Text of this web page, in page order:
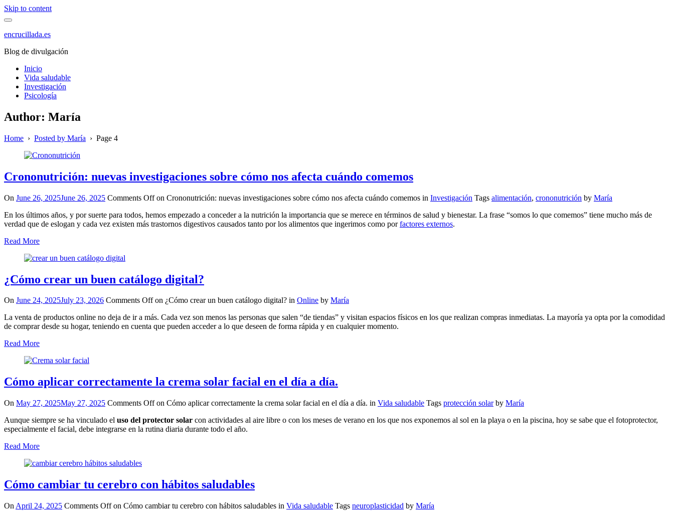
Skip to content
encrucillada.es
Blog de divulgación
Inicio
Vida saludable
Investigación
Psicología
Author: María
Home › Posted by María › Page 4
Crononutrición: nuevas investigaciones sobre cómo nos afecta cuándo comemos
On June 26, 2025June 26, 2025 Comments Offon Crononutrición: nuevas investigaciones sobre cómo nos afecta cuándo comemos in Investigación Tags alimentación, crononutrición by María
En los últimos años, y por suerte para todos, hemos empezado a conceder a la nutrición la importancia que se merece en términos de salud y bienestar. La frase “somos lo que comemos” tiene mucho más de
verdad que de eslogan y cada vez existen más trastornos digestivos causados tanto por los alimentos que ingerimos como porfactores externos.
Read More
¿Cómo crear un buen catálogo digital?
On June 24, 2025July 23, 2026 Comments Offon ¿Cómo crear un buen catálogo digital? in Online by María
La venta de productos online no deja de ir a más. Cada vez son menos las personas que salen “de tiendas” y visitan espacios físicos en los que realizan compras inmediatas. La mayoría ya opta por la comodidad
de comprar desde su hogar, teniendo en cuenta que pueden acceder a lo que deseen de forma rápida y en cualquier momento.
Read More
Cómo aplicar correctamente la crema solar facial en el día a día.
On May 27, 2025May 27, 2025 Comments Offon Cómo aplicar correctamente la crema solar facial en el día a día. in Vida saludable Tags protección solar by María
Aunque siempre se ha vinculado el uso del protector solar con actividades al aire libre o con los meses de verano en los que nos exponemos al sol en la playa o en la piscina, hoy se sabe que el fotoprotector,
especialmente el facial, debe integrarse en la rutina diaria durante todo el año.
Read More
Cómo cambiar tu cerebro con hábitos saludables
On April 24, 2025 Comments Offon Cómo cambiar tu cerebro con hábitos saludables in Vida saludable Tags neuroplasticidad by María